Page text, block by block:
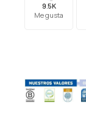
9.5K
Me gusta